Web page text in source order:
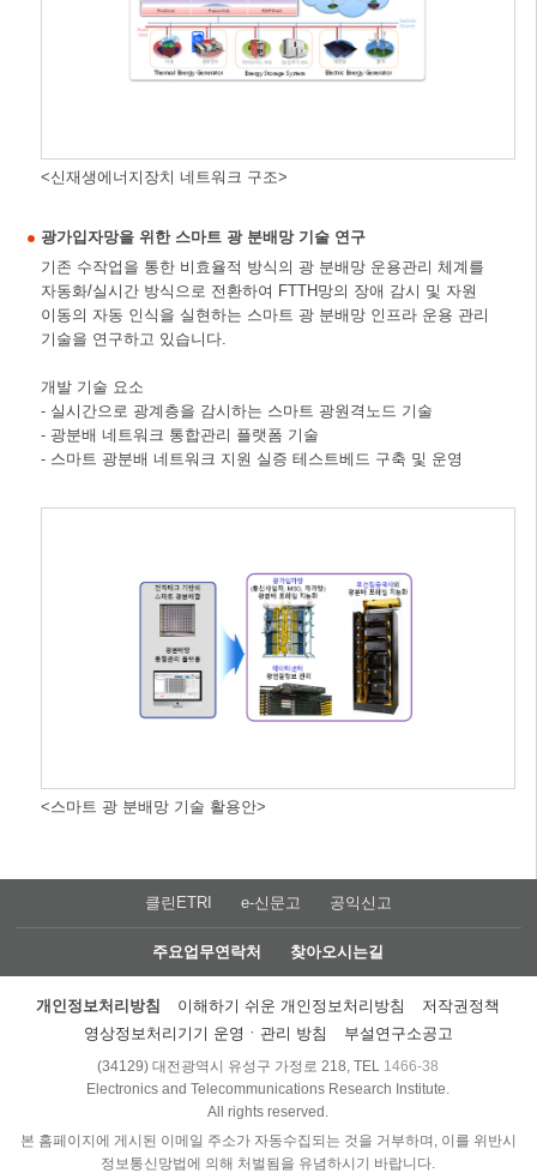
<신재생에너지장치 네트워크 구조>
광가입자망을 위한 스마트 광 분배망 기술 연구
기존 수작업을 통한 비효율적 방식의 광 분배망 운용관리 체계를
자동화/실시간 방식으로 전환하여 FTTH망의 장애 감시 및 자원
이동의 자동 인식을 실현하는 스마트 광 분배망 인프라 운용 관리
기술을 연구하고 있습니다.
개발 기술 요소
- 실시간으로 광계층을 감시하는 스마트 광원격노드 기술
- 광분배 네트워크 통합관리 플랫폼 기술
- 스마트 광분배 네트워크 지원 실증 테스트베드 구축 및 운영
<스마트 광 분배망 기술 활용안>
클린ETRI e-신문고 공익신고
주요업무연락처 찾아오시는길
개인정보처리방침 이해하기 쉬운 개인정보처리방침
저작권정책
영상정보처리기기 운영ㆍ관리 방침
부설연구소공고
(34129) 대전광역시 유성구 가정로 218, TEL 1466-38
Electronics and Telecommunications Research Institute.
All rights reserved.
본 홈페이지에 게시된 이메일 주소가 자동수집되는 것을 거부하며, 이를 위반시
정보통신망법에 의해 처벌됨을 유념하시기 바랍니다.